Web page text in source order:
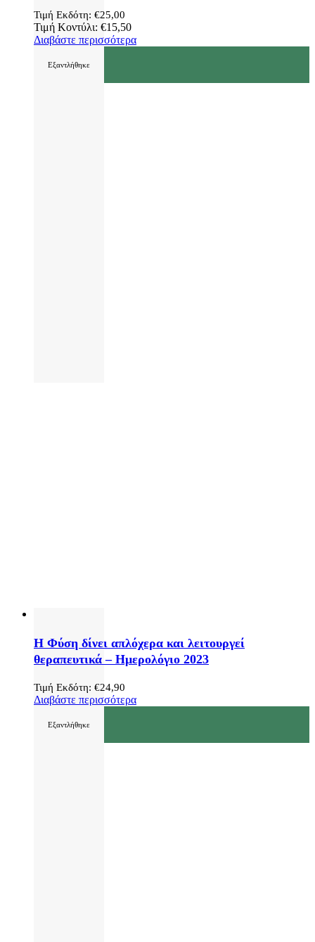
Τιμή Εκδότη: €25,00
Τιμή Κοντύλι: €15,50
Διαβάστε περισσότερα
Εξαντλήθηκε
Η Φύση δίνει απλόχερα και λειτουργεί
θεραπευτικά – Ημερολόγιο 2023
Τιμή Εκδότη: €24,90
Διαβάστε περισσότερα
Εξαντλήθηκε